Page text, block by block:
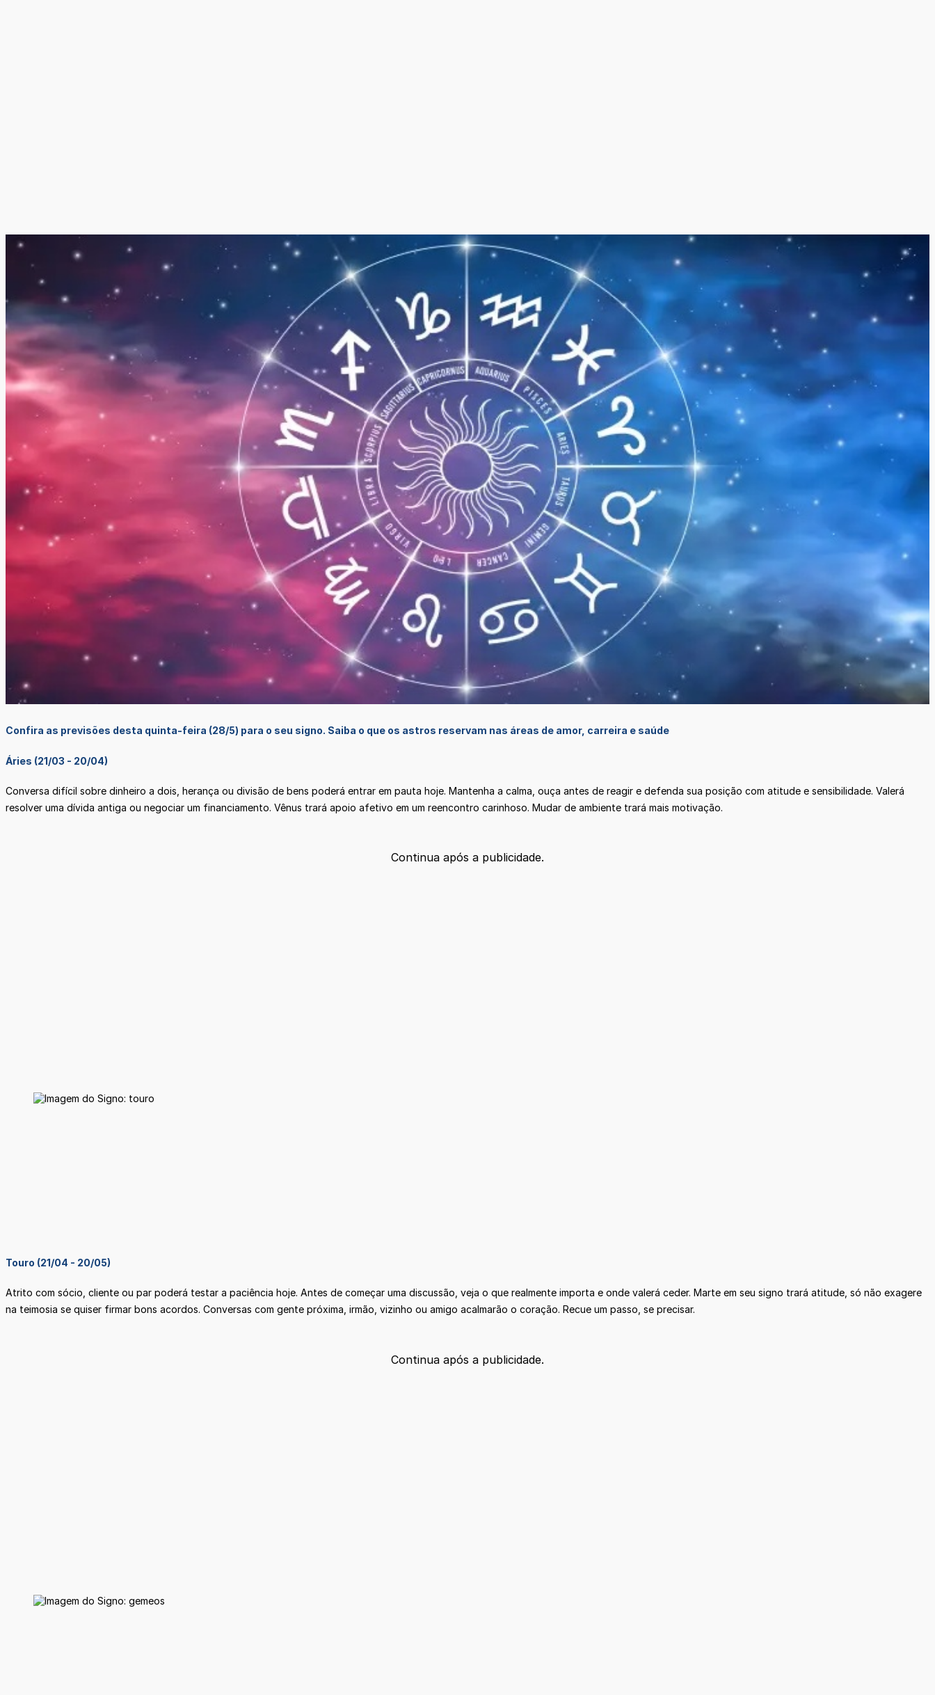
Confira as previsões desta quinta-feira (28/5) para o seu signo. Saiba o que os astros reservam nas áreas de amor, carreira e saúde
Áries (21/03 - 20/04)
Conversa difícil sobre dinheiro a dois, herança ou divisão de bens poderá entrar em pauta hoje. Mantenha a calma, ouça antes de reagir e defenda sua posição com atitude e sensibilidade. Valerá
resolver uma dívida antiga ou negociar um financiamento. Vênus trará apoio afetivo em um reencontro carinhoso. Mudar de ambiente trará mais motivação.
Continua após a publicidade.
Touro (21/04 - 20/05)
Atrito com sócio, cliente ou par poderá testar a paciência hoje. Antes de começar uma discussão, veja o que realmente importa e onde valerá ceder. Marte em seu signo trará atitude, só não exagere
na teimosia se quiser firmar bons acordos. Conversas com gente próxima, irmão, vizinho ou amigo acalmarão o coração. Recue um passo, se precisar.
Continua após a publicidade.